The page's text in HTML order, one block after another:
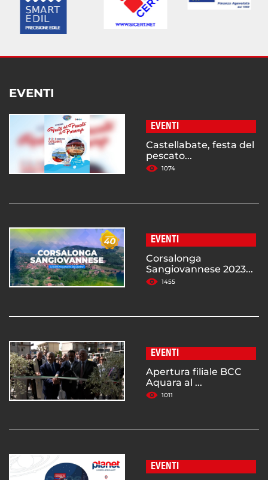
EVENTI
EVENTI
Castellabate, festa del
pescato...
1074
EVENTI
Corsalonga
Sangiovannese 2023...
1455
EVENTI
Apertura filiale BCC
Aquara al ...
1011
EVENTI